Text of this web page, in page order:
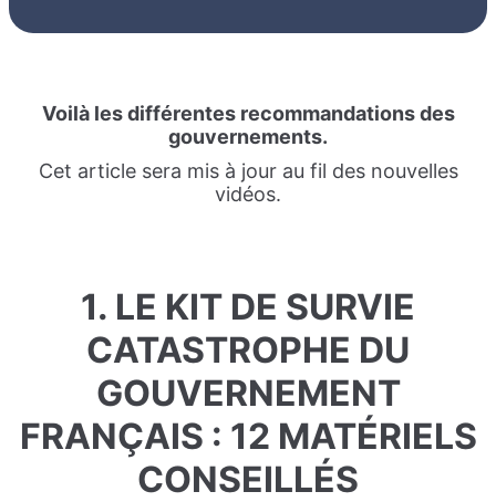
Voilà les différentes recommandations des
gouvernements.
Cet article sera mis à jour au fil des nouvelles
vidéos.
1. LE KIT DE SURVIE
CATASTROPHE DU
GOUVERNEMENT
FRANÇAIS : 12 MATÉRIELS
CONSEILLÉS